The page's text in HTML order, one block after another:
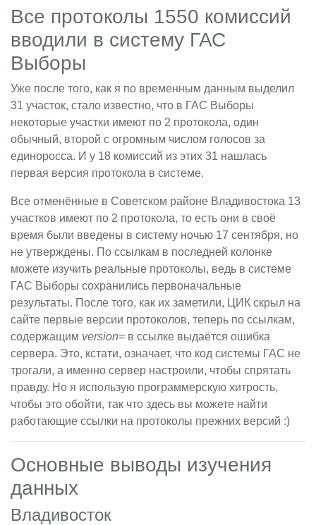
Все протоколы 1550 комиссий
вводили в систему ГАС
Выборы
Уже после того, как я по временным данным выделил
31 участок, стало известно, что в ГАС Выборы
некоторые участки имеют по 2 протокола, один
обычный, второй с огромным числом голосов за
единоросса. И у 18 комиссий из этих 31 нашлась
первая версия протокола в системе.
Все отменённые в Советском районе Владивостока 13
участков имеют по 2 протокола, то есть они в своё
время были введены в систему ночью 17 сентября, но
не утверждены. По ссылкам в последней колонке
можете изучить реальные протоколы, ведь в системе
ГАС Выборы сохранились первоначальные
результаты. После того, как их заметили, ЦИК скрыл на
сайте первые версии протоколов, теперь по ссылкам,
содержащим version= в ссылке выдаётся ошибка
сервера. Это, кстати, означает, что код системы ГАС не
трогали, а именно сервер настроили, чтобы спрятать
правду. Но я использую программерскую хитрость,
чтобы это обойти, так что здесь вы можете найти
работающие ссылки на протоколы прежних версий :)
Основные выводы изучения
данных
Владивосток